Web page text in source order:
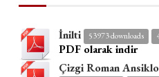
İnilti 53973 downloads
PDF olarak indir
Çizgi Roman